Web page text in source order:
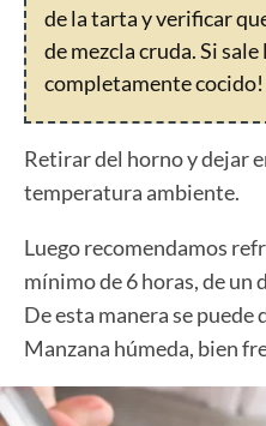
de la tarta y verificar
de mezcla cruda. Si
completamente cocido!
Retirar del horno y dejar
temperatura ambiente.
Luego recomendamos
mínimo de 6 horas, de un
De esta manera se
Manzana húmeda, bien